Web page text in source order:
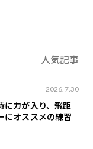
人気記事
2026.7.30
に力が入り、飛距
にオススメの練習